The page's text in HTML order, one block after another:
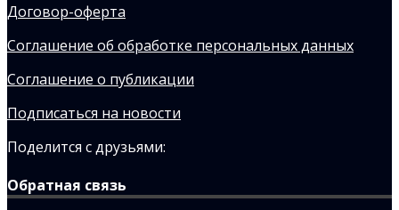
Договор-оферта
Соглашение об обработке персональных данных
Соглашение о публикации
Подписаться на новости
Поделится с друзьями:
Обратная связь